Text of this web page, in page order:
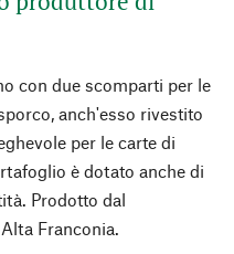
con due scomparti per le
anch'esso rivestito
per le carte di
è dotato anche di
Prodotto dal
Franconia.